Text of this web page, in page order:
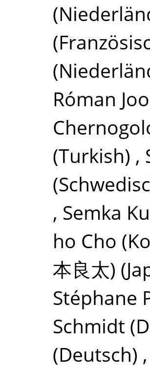
Róman
(Turkish) ,
, Semka
ho Cho
本良太)
Stéphane
Schmidt
(Deutsch) ,